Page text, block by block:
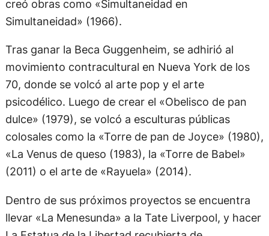
creó obras como «Simultaneidad en
Simultaneidad» (1966).
Tras ganar la Beca Guggenheim, se adhirió al
movimiento contracultural en Nueva York de los
70, donde se volcó al arte pop y el arte
psicodélico. Luego de crear el «Obelisco de pan
dulce» (1979), se volcó a esculturas públicas
colosales como la «Torre de pan de Joyce» (1980),
«La Venus de queso (1983), la «Torre de Babel»
(2011) o el arte de «Rayuela» (2014).
Dentro de sus próximos proyectos se encuentra
llevar «La Menesunda» a la Tate Liverpool, y hacer